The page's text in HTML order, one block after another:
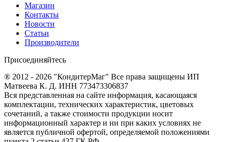
Магазин
Контакты
Новости
Статьи
Производители
Присоединяйтесь
® 2012 - 2026 "КондитерМаг" Все права защищены ИП
Матвеева К. Д. ИНН 773473306837
Вся представленная на сайте информация, касающаяся
комплектации, технических характеристик, цветовых
сочетаний, а также стоимости продукции носит
информационный характер и ни при каких условиях не
является публичной офертой, определяемой положениями